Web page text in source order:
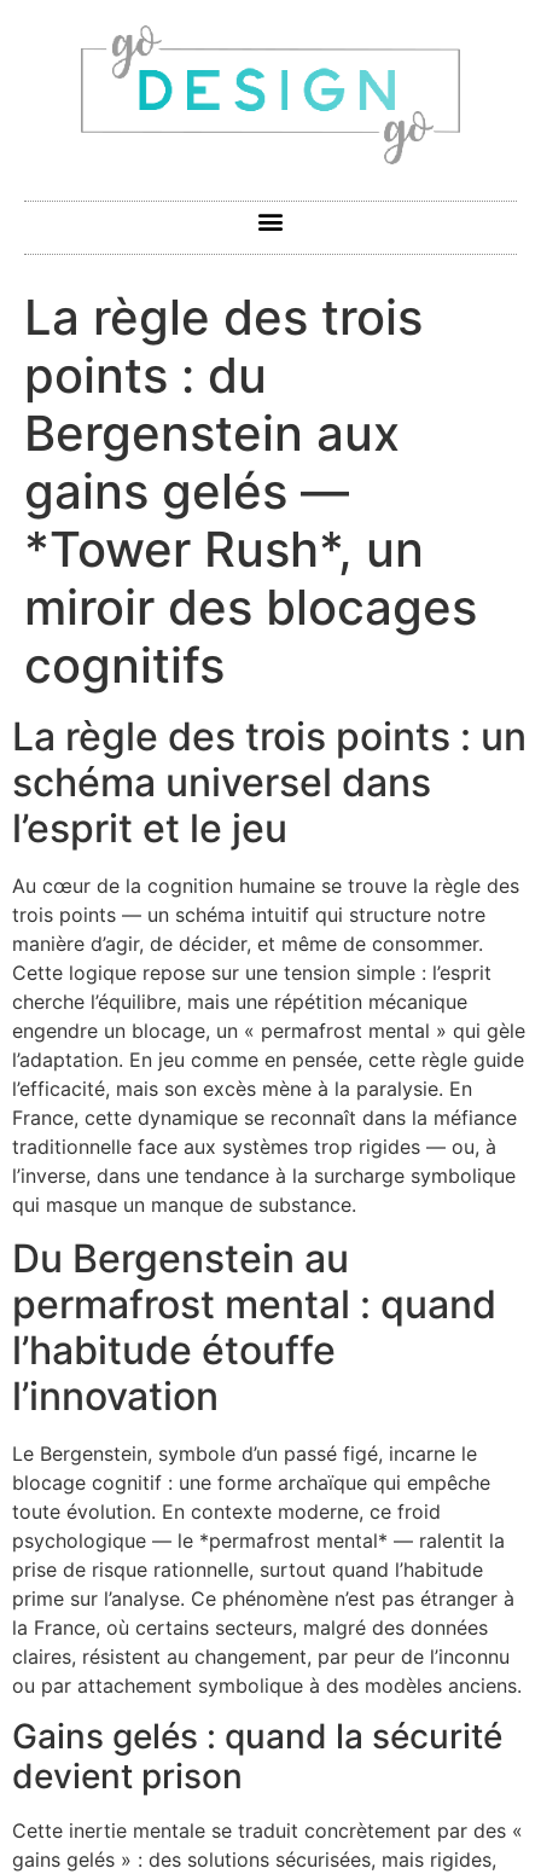
La règle des trois
points : du
Bergenstein aux
gains gelés —
*Tower Rush*, un
miroir des blocages
cognitifs
La règle des trois points : un
schéma universel dans
l’esprit et le jeu
Au cœur de la cognition humaine se trouve la règle des
trois points — un schéma intuitif qui structure notre
manière d’agir, de décider, et même de consommer.
Cette logique repose sur une tension simple : l’esprit
cherche l’équilibre, mais une répétition mécanique
engendre un blocage, un « permafrost mental » qui gèle
l’adaptation. En jeu comme en pensée, cette règle guide
l’efficacité, mais son excès mène à la paralysie. En
France, cette dynamique se reconnaît dans la méfiance
traditionnelle face aux systèmes trop rigides — ou, à
l’inverse, dans une tendance à la surcharge symbolique
qui masque un manque de substance.
Du Bergenstein au
permafrost mental : quand
l’habitude étouffe
l’innovation
Le Bergenstein, symbole d’un passé figé, incarne le
blocage cognitif : une forme archaïque qui empêche
toute évolution. En contexte moderne, ce froid
psychologique — le *permafrost mental* — ralentit la
prise de risque rationnelle, surtout quand l’habitude
prime sur l’analyse. Ce phénomène n’est pas étranger à
la France, où certains secteurs, malgré des données
claires, résistent au changement, par peur de l’inconnu
ou par attachement symbolique à des modèles anciens.
Gains gelés : quand la sécurité
devient prison
Cette inertie mentale se traduit concrètement par des «
gains gelés » : des solutions sécurisées, mais rigides,